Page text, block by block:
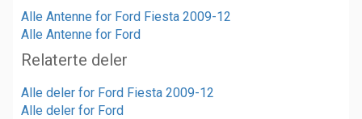
Alle Antenne for Ford Fiesta 2009-12
Alle Antenne for Ford
Relaterte deler
Alle deler for Ford Fiesta 2009-12
Alle deler for Ford